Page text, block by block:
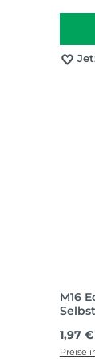
M16
1,97 €
Preise